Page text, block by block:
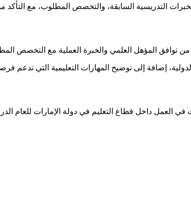
التدريسية السابقة، والتخصص المطلوب، مع
توافق المؤهل العلمي والخبرة العملية مع التخصص
إضافة إلى توضيح المهارات التعليمية التي تدعم